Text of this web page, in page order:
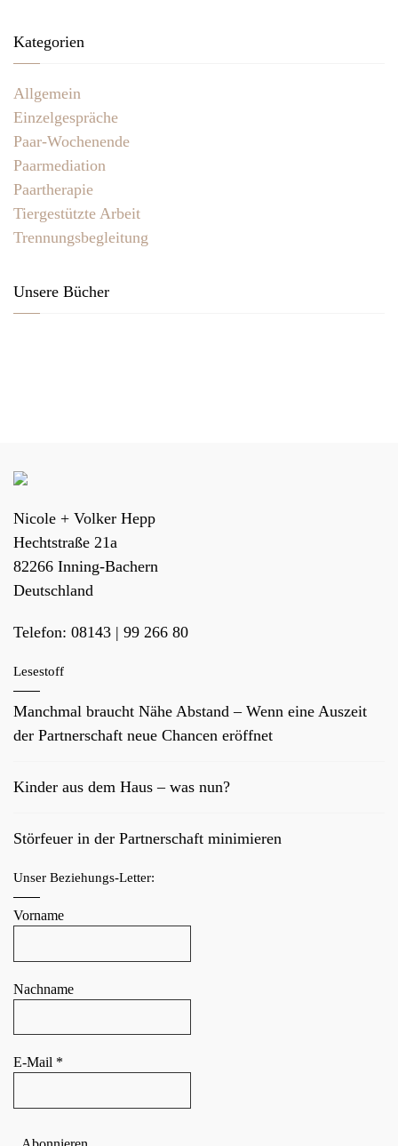
Kategorien
Allgemein
Einzelgespräche
Paar-Wochenende
Paarmediation
Paartherapie
Tiergestützte Arbeit
Trennungsbegleitung
Unsere Bücher
Nicole + Volker Hepp
Hechtstraße 21a
82266 Inning-Bachern
Deutschland
Telefon: 08143 | 99 266 80
Lesestoff
Manchmal braucht Nähe Abstand – Wenn eine Auszeit
der Partnerschaft neue Chancen eröffnet
Kinder aus dem Haus – was nun?
Störfeuer in der Partnerschaft minimieren
Unser Beziehungs-Letter:
Vorname
Nachname
E-Mail *